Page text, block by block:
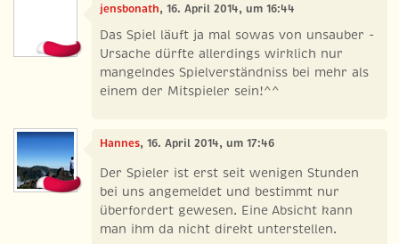
jensbonath, 16. April 2014, um 16:44
Das Spiel läuft ja mal sowas von unsauber -
Ursache dürfte allerdings wirklich nur
mangelndes Spielverständniss bei mehr als
einem der Mitspieler sein!^^
Hannes, 16. April 2014, um 17:46
Der Spieler ist erst seit wenigen Stunden
bei uns angemeldet und bestimmt nur
überfordert gewesen. Eine Absicht kann
man ihm da nicht direkt unterstellen.